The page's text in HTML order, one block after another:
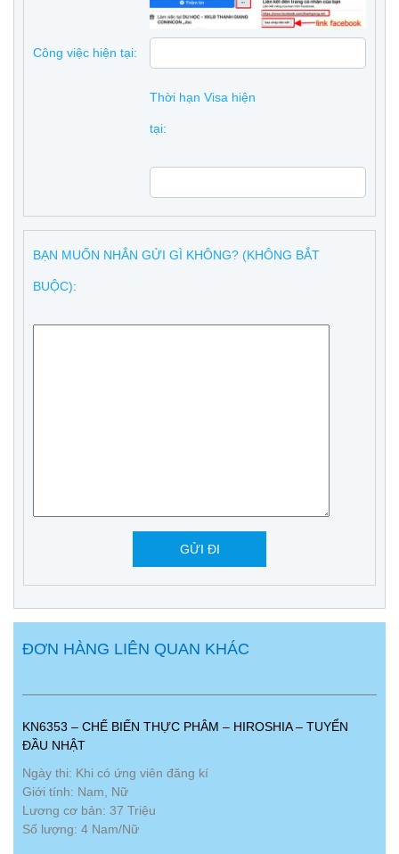
Công việc hiện tại:
Thời hạn Visa hiện
tại:
BẠN MUỐN NHẮN GỬI GÌ KHÔNG? (KHÔNG BẮT
BUỘC):
ĐƠN HÀNG LIÊN QUAN KHÁC
KN6353 – CHẾ BIẾN THỰC PHÂM – HIROSHIA – TUYỂN
ĐẦU NHẬT
Ngày thi: Khi có ứng viên đăng kí
Giới tính: Nam, Nữ
Lương cơ bản: 37 Triệu
Số lượng: 4 Nam/Nữ